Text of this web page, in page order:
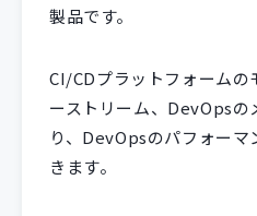
製品です。
CI/CDプラットフォームの
ーストリーム、DevOpsの
り、DevOpsのパフォー
きます。